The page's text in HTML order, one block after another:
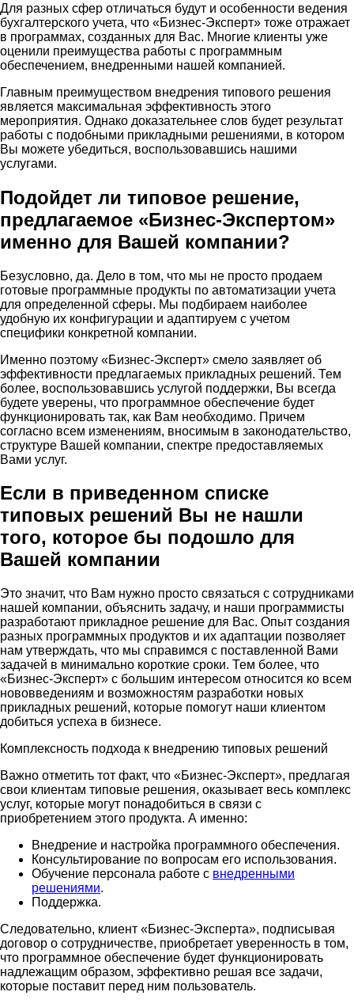
Для разных сфер отличаться будут и особенности ведения
бухгалтерского учета, что «Бизнес-Эксперт» тоже отражает
в программах, созданных для Вас. Многие клиенты уже
оценили преимущества работы с программным
обеспечением, внедренными нашей компанией.
Главным преимуществом внедрения типового решения
является максимальная эффективность этого
мероприятия. Однако доказательнее слов будет результат
работы с подобными прикладными решениями, в котором
Вы можете убедиться, воспользовавшись нашими
услугами.
Подойдет ли типовое решение,
предлагаемое «Бизнес-Экспертом»
именно для Вашей компании?
Безусловно, да. Дело в том, что мы не просто продаем
готовые программные продукты по автоматизации учета
для определенной сферы. Мы подбираем наиболее
удобную их конфигурации и адаптируем с учетом
специфики конкретной компании.
Именно поэтому «Бизнес-Эксперт» смело заявляет об
эффективности предлагаемых прикладных решений. Тем
более, воспользовавшись услугой поддержки, Вы всегда
будете уверены, что программное обеспечение будет
функционировать так, как Вам необходимо. Причем
согласно всем изменениям, вносимым в законодательство,
структуре Вашей компании, спектре предоставляемых
Вами услуг.
Если в приведенном списке
типовых решений Вы не нашли
того, которое бы подошло для
Вашей компании
Это значит, что Вам нужно просто связаться с сотрудниками
нашей компании, объяснить задачу, и наши программисты
разработают прикладное решение для Вас. Опыт создания
разных программных продуктов и их адаптации позволяет
нам утверждать, что мы справимся с поставленной Вами
задачей в минимально короткие сроки. Тем более, что
«Бизнес-Эксперт» с большим интересом относится ко всем
нововведениям и возможностям разработки новых
прикладных решений, которые помогут наши клиентом
добиться успеха в бизнесе.
Комплексность подхода к внедрению типовых решений
Важно отметить тот факт, что «Бизнес-Эксперт», предлагая
свои клиентам типовые решения, оказывает весь комплекс
услуг, которые могут понадобиться в связи с
приобретением этого продукта. А именно:
Внедрение и настройка программного обеспечения.
Консультирование по вопросам его использования.
Обучение персонала работе с внедренными
решениями.
Поддержка.
Следовательно, клиент «Бизнес-Эксперта», подписывая
договор о сотрудничестве, приобретает уверенность в том,
что программное обеспечение будет функционировать
надлежащим образом, эффективно решая все задачи,
которые поставит перед ним пользователь.